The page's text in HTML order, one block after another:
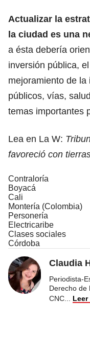
Actualizar la
la ciudad es una
a ésta debería
inversión pública,
mejoramiento de
públicos, vías,
temas importantes
Lea en La W:
favoreció con
Contraloría
Boyacá
Cali
Montería (Colombia)
Personería
Electricaribe
Clases sociales
Córdoba
Claudia
Periodista-
Derecho de
CNC
Leer